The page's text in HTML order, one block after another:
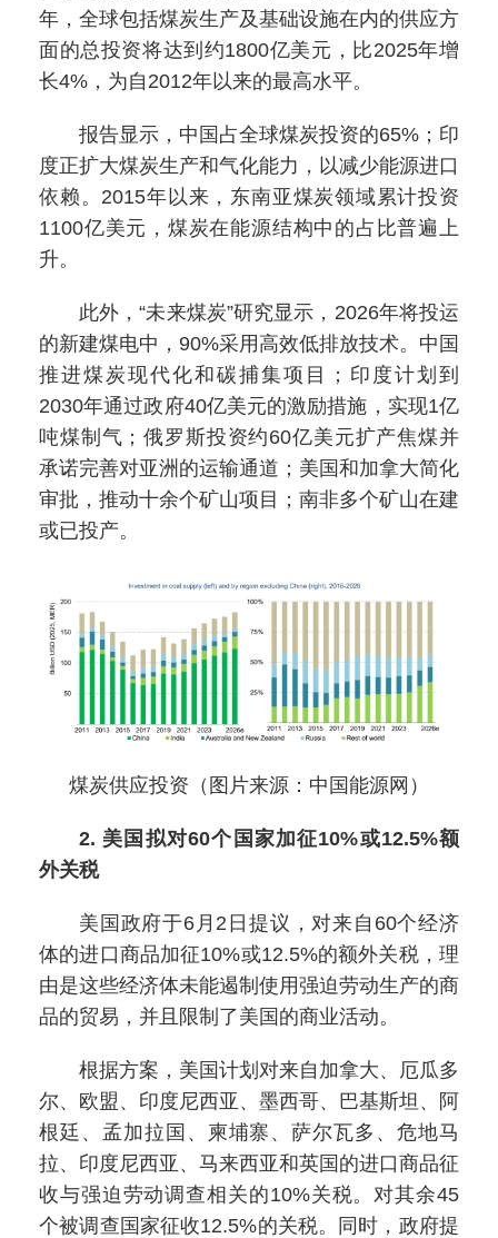
年，全球包括煤炭生产及基础设施在内的供应方
面的总投资将达到约1800亿美元，比2025年增
长4%，为自2012年以来的最高水平。
报告显示，中国占全球煤炭投资的65%；印
度正扩大煤炭生产和气化能力，以减少能源进口
依赖。2015年以来，东南亚煤炭领域累计投资
1100亿美元，煤炭在能源结构中的占比普遍上
升。
此外，“未来煤炭”研究显示，2026年将投运
的新建煤电中，90%采用高效低排放技术。中国
推进煤炭现代化和碳捕集项目；印度计划到
2030年通过政府40亿美元的激励措施，实现1亿
吨煤制气；俄罗斯投资约60亿美元扩产焦煤并
承诺完善对亚洲的运输通道；美国和加拿大简化
审批，推动十余个矿山项目；南非多个矿山在建
或已投产。
煤炭供应投资（图片来源：中国能源网）
2. 美国拟对60个国家加征10%或12.5%额
外关税
美国政府于6月2日提议，对来自60个经济
体的进口商品加征10%或12.5%的额外关税，理
由是这些经济体未能遏制使用强迫劳动生产的商
品的贸易，并且限制了美国的商业活动。
根据方案，美国计划对来自加拿大、厄瓜多
尔、欧盟、印度尼西亚、墨西哥、巴基斯坦、阿
根廷、孟加拉国、柬埔寨、萨尔瓦多、危地马
拉、印度尼西亚、马来西亚和英国的进口商品征
收与强迫劳动调查相关的10%关税。对其余45
个被调查国家征收12.5%的关税。同时，政府提